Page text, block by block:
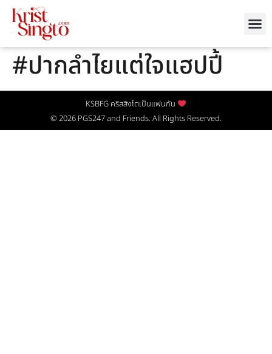
#ปากลำไยแต่ใจแฮปปี้
KSBFG คริสสิงโตเป็นแฟนกัน
© 2026 PGS247and Friends. All Rights Reserved.